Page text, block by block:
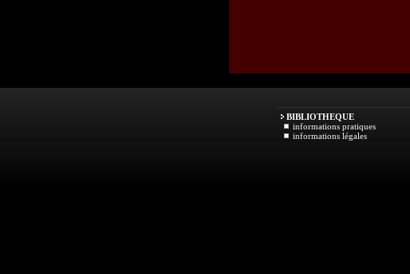
BIBLIOTHEQUE
informations pratiques
informations légales